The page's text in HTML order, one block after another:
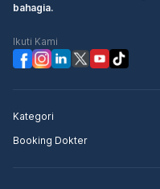
bahagia.
Ikuti Kami
Kategori
Booking Dokter